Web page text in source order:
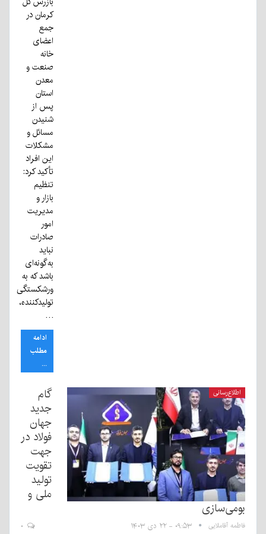
کرمان در
جمع
اعضای
خانه
صنعت و
معدن
استان
پس از
شنیدن
مسائل و
مشکلات
این افراد
تأکید کرد:
تنظیم
بازار و
مدیریت
امور
صادرات
نباید
به‌گونه‌ای
باشد که به
ورشکستگی
تولیدکننده،
…
ادامه
مطلب
...
اطلاع‌رسانی
گام
جدید
جهان
فولاد در
جهت
تقویت
تولید
ملی و
بومی‌سازی
فاطمه آقاملایی ۰۹:۵۳ - ۲۲ دی ۱۴۰۳